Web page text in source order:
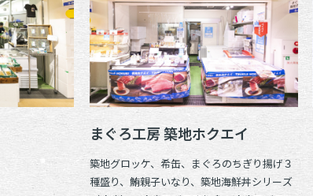
まぐろ工房 築地ホクエイ
築地グロッケ、希缶、まぐろのちぎり揚げ３
種盛り、鮪親子いなり、築地海鮮丼シリーズ